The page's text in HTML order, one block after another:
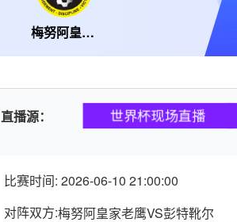
梅努阿皇家老鹰
直播源： 世界杯现场直播
比赛时间: 2026-06-10 21:00:00
对阵双方:梅努阿皇家老鹰VS彭特靴尔